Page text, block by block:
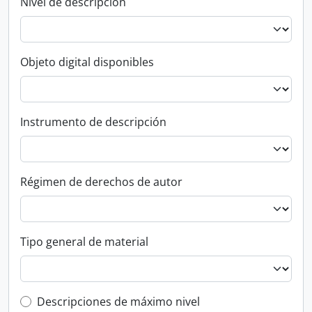
Objeto digital disponibles
Instrumento de descripción
Régimen de derechos de autor
Tipo general de material
Top-level description filter
Descripciones de máximo nivel